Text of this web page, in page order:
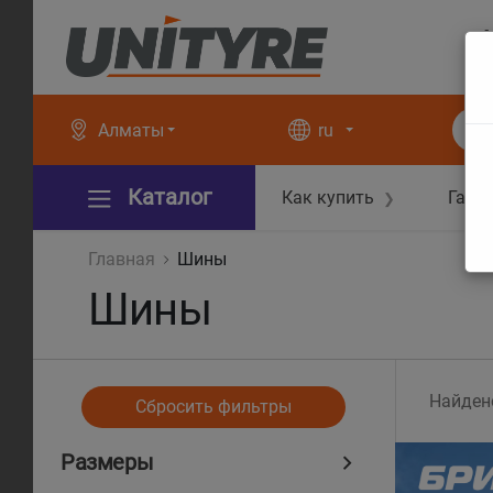
Алматы ru
Каталог Как купить ❯
Главная Шины
Шины
Сбросить фильтры
Размеры